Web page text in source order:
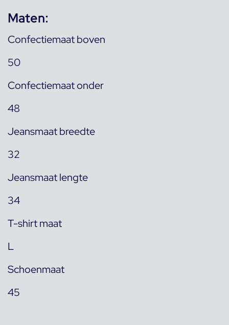
Maten:
Confectiemaat boven
50
Confectiemaat onder
48
Jeansmaat breedte
32
Jeansmaat lengte
34
T-shirt maat
L
Schoenmaat
45